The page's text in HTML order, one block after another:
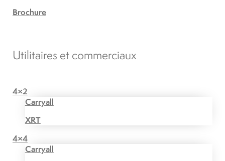
Brochure
Utilitaires et commerciaux
4×2
Carryall
XRT
4×4
Carryall